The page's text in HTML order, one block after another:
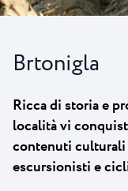
Esplora tutti
Brtonigla
Ricca di storia e
località vi
contenuti culturali
escursionisti e